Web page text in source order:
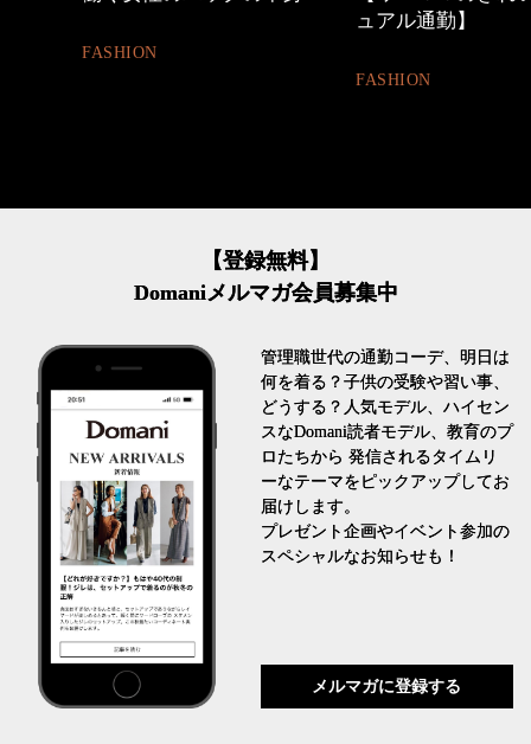
FASHION
ュアル通勤】
FASHION
【登録無料】
Domaniメルマガ会員募集中
管理職世代の通勤コーデ、明日は
何を着る？子供の受験や習い事、
どうする？人気モデル、ハイセン
スなDomani読者モデル、教育のプ
ロたちから 発信されるタイムリ
ーなテーマをピックアップしてお
届けします。
プレゼント企画やイベント参加の
スペシャルなお知らせも！
メルマガに登録する